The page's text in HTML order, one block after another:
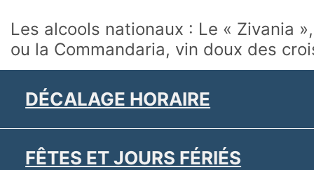
Les alcools nationaux : Le « Zivania
ou la Commandaria, vin doux des
DÉCALAGE HORAIRE
FÊTES ET JOURS FÉRIÉS